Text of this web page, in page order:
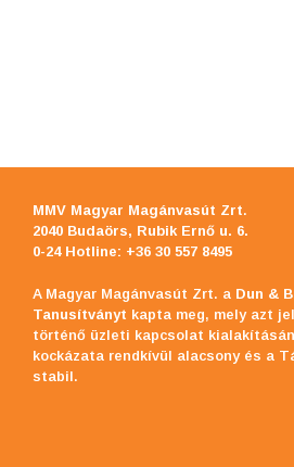
MMV Magyar Magánvasút Zrt.
2040 Budaörs, Rubik Ernő u. 6.
0-24 Hotline: +36 30 557 8495
A Magyar Magánvasút Zrt. a Dun &
Tanusítványt kapta meg, mely azt
történő üzleti kapcsolat
kockázata rendkívül alacsony és a
stabil.